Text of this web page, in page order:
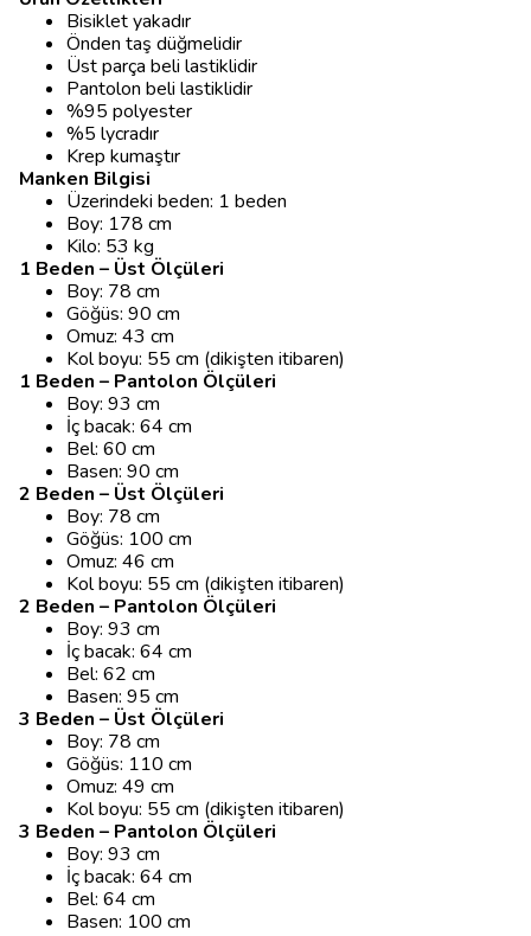
Bisiklet yakadır
Önden taş düğmelidir
Üst parça beli lastiklidir
Pantolon beli lastiklidir
%95 polyester
%5 lycradır
Krep kumaştır
Manken Bilgisi
Üzerindeki beden: 1 beden
Boy: 178 cm
Kilo: 53 kg
1 Beden – Üst Ölçüleri
Boy: 78 cm
Göğüs: 90 cm
Omuz: 43 cm
Kol boyu: 55 cm (dikişten itibaren)
1 Beden – Pantolon Ölçüleri
Boy: 93 cm
İç bacak: 64 cm
Bel: 60 cm
Basen: 90 cm
2 Beden – Üst Ölçüleri
Boy: 78 cm
Göğüs: 100 cm
Omuz: 46 cm
Kol boyu: 55 cm (dikişten itibaren)
2 Beden – Pantolon Ölçüleri
Boy: 93 cm
İç bacak: 64 cm
Bel: 62 cm
Basen: 95 cm
3 Beden – Üst Ölçüleri
Boy: 78 cm
Göğüs: 110 cm
Omuz: 49 cm
Kol boyu: 55 cm (dikişten itibaren)
3 Beden – Pantolon Ölçüleri
Boy: 93 cm
İç bacak: 64 cm
Bel: 64 cm
Basen: 100 cm